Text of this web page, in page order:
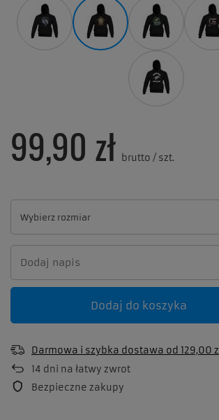
Wybierz rozmiar
Wybierz rozmiar
99,90 zł brutto / szt.
Dodaj do koszyka
Darmowa i szybka dostawa od 129,00
14 dni na łatwy zwrot
Bezpieczne zakupy